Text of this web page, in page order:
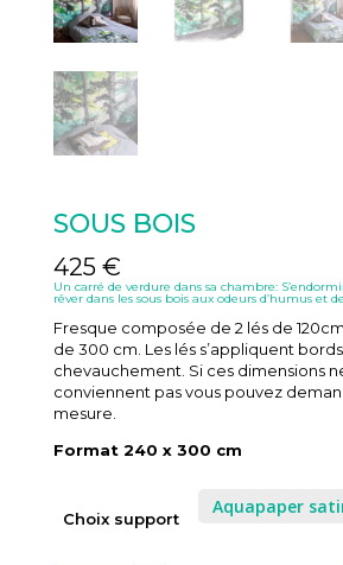
SOUS BOIS
425 €
Un carré de verdure dans sa chambre:
rêver dans les sous bois aux odeurs d’humus et
Fresque composée de 2 lés de
de 300 cm. Les lés s’appliquent
chevauchement. Si ces dimensions
conviennent pas vous pouvez
mesure.
Format 240 x 300 cm
Choix support